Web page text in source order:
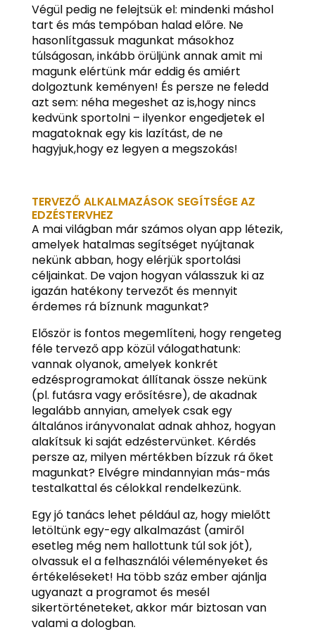
Végül pedig ne felejtsük el: mindenki máshol
tart és más tempóban halad előre. Ne
hasonlítgassuk magunkat másokhoz
túlságosan, inkább örüljünk annak amit mi
magunk elértünk már eddig és amiért
dolgoztunk keményen! És persze ne feledd
azt sem: néha megeshet az is,hogy nincs
kedvünk sportolni – ilyenkor engedjetek el
magatoknak egy kis lazítást, de ne
hagyjuk,hogy ez legyen a megszokás!
TERVEZŐ ALKALMAZÁSOK SEGÍTSÉGE AZ
EDZÉSTERVHEZ
A mai világban már számos olyan app létezik,
amelyek hatalmas segítséget nyújtanak
nekünk abban, hogy elérjük sportolási
céljainkat. De vajon hogyan válasszuk ki az
igazán hatékony tervezőt és mennyit
érdemes rá bíznunk magunkat?
Először is fontos megemlíteni, hogy rengeteg
féle tervező app közül válogathatunk:
vannak olyanok, amelyek konkrét
edzésprogramokat állítanak össze nekünk
(pl. futásra vagy erősítésre), de akadnak
legalább annyian, amelyek csak egy
általános irányvonalat adnak ahhoz, hogyan
alakítsuk ki saját edzéstervünket. Kérdés
persze az, milyen mértékben bízzuk rá őket
magunkat? Elvégre mindannyian más-más
testalkattal és célokkal rendelkezünk.
Egy jó tanács lehet például az, hogy mielőtt
letöltünk egy-egy alkalmazást (amiről
esetleg még nem hallottunk túl sok jót),
olvassuk el a felhasználói véleményeket és
értékeléseket! Ha több száz ember ajánlja
ugyanazt a programot és mesél
sikertörténeteket, akkor már biztosan van
valami a dologban.